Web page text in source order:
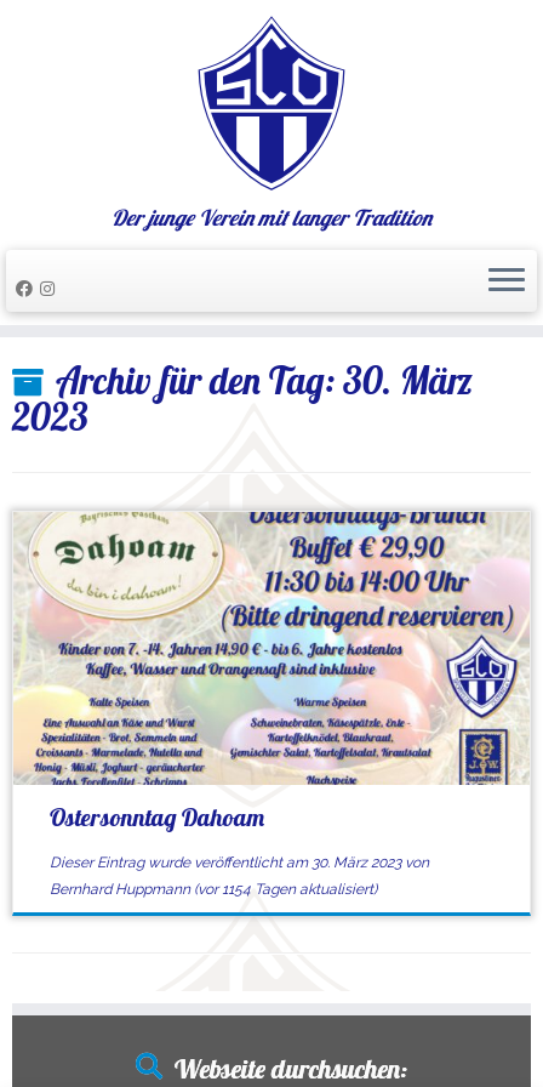
Inhalt
springen
Der junge Verein mit langer Tradition
Archiv für den Tag:30. März
2023
Ostersonntag Dahoam
Dieser Eintrag wurde veröffentlicht am 30. März 2023 von
Bernhard Huppmann(vor 1154 Tagen aktualisiert)
Webseite durchsuchen: